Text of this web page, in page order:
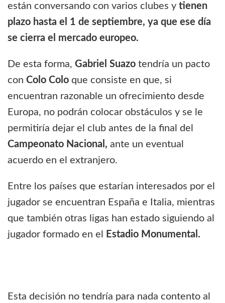
están conversando con varios clubes y tienen
plazo hasta el 1 de septiembre, ya que ese día
se cierra el mercado europeo.
De esta forma, Gabriel Suazo tendría un pacto
con Colo Colo que consiste en que, si
encuentran razonable un ofrecimiento desde
Europa, no podrán colocar obstáculos y se le
permitiría dejar el club antes de la final del
Campeonato Nacional, ante un eventual
acuerdo en el extranjero.
Entre los países que estarían interesados por el
jugador se encuentran España e Italia, mientras
que también otras ligas han estado siguiendo al
jugador formado en el
Estadio Monumental.
Esta decisión no tendría para nada contento al